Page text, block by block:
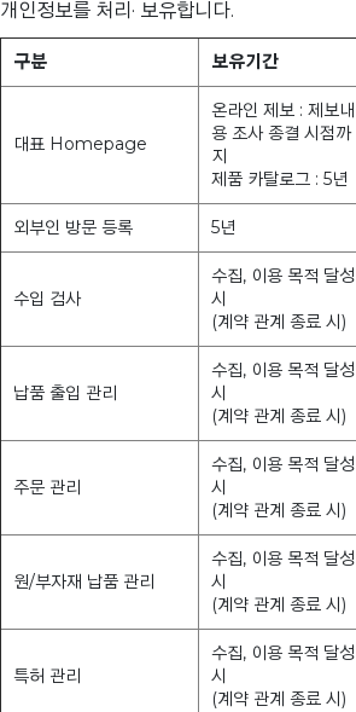
개인정보를 처리· 보유합니다.
구분 보유기간
대표 Homepage
온라인 제보 : 제보내
용 조사 종결 시점까
지
제품 카탈로그 : 5년
외부인 방문 등록 5년
수입 검사
수집, 이용 목적 달성
시
(계약 관계 종료 시)
납품 출입 관리
수집, 이용 목적 달성
시
(계약 관계 종료 시)
주문 관리
수집, 이용 목적 달성
시
(계약 관계 종료 시)
원/부자재 납품 관리
수집, 이용 목적 달성
시
(계약 관계 종료 시)
특허 관리
수집, 이용 목적 달성
시
(계약 관계 종료 시)